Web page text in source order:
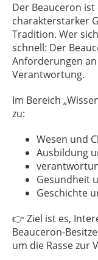
Der Beauceron
charakterstarker
Tradition. Wer
schnell: Der
Anforderungen
Verantwortung.
Im Bereich
zu:
Wesen und
Ausbildung
Gesundheit
Geschichte
👉 Ziel ist es,
Beauceron-
um die Rasse zur